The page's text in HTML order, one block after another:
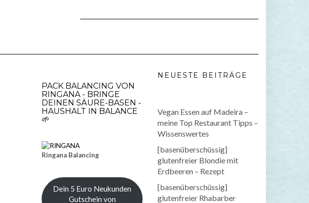
PACK BALANCING VON
RINGANA - BRINGE
DEINEN SÄURE-BASEN -
HAUSHALT IN BALANCE
🌱
Ringana Balancing
Dein 5 Euro Neukunden
Gutschein von
NEUESTE BEITRÄGE
Vegan Essen auf Madeira –
meine Top Restaurant Tipps –
Wissenswertes
[basenüberschüssig]
glutenfreier Blondie mit
Erdbeeren – Rezept
[basenüberschüssig]
glutenfreier Rhabarber